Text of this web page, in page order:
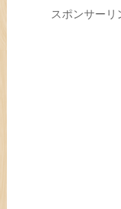
スポンサーリ